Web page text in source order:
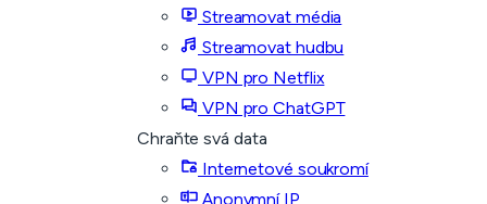
Streamovat média
Streamovat hudbu
VPN pro Netflix
VPN pro ChatGPT
Chraňte svá data
Internetové soukromí
Anonymní IP